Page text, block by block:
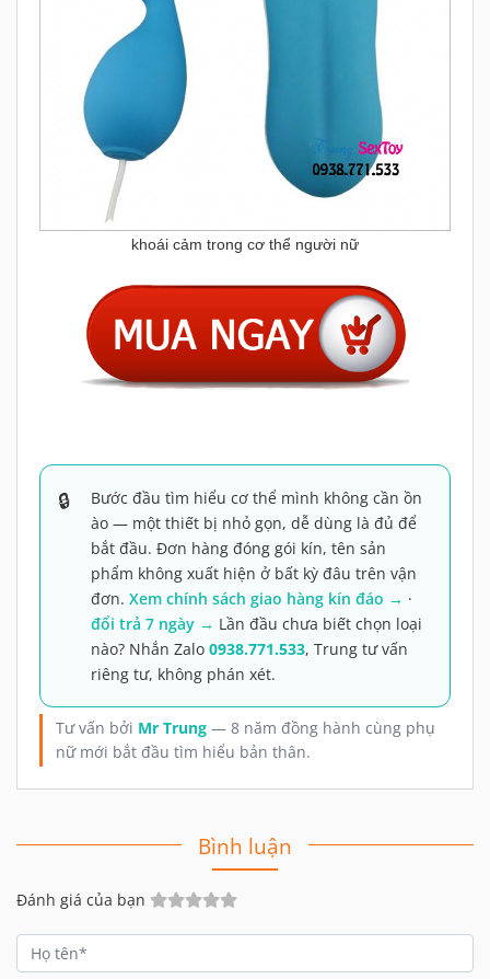
khoái cảm trong cơ thể người nữ
Bước đầu tìm hiểu cơ thể mình không cần ồn
ào — một thiết bị nhỏ gọn, dễ dùng là đủ để
bắt đầu. Đơn hàng đóng gói kín, tên sản
phẩm không xuất hiện ở bất kỳ đâu trên vận
đơn. Xem chính sách giao hàng kín đáo → ·
đổi trả 7 ngày → Lần đầu chưa biết chọn loại
nào? Nhắn Zalo 0938.771.533, Trung tư vấn
riêng tư, không phán xét.
Tư vấn bởi Mr Trung — 8 năm đồng hành cùng phụ
nữ mới bắt đầu tìm hiểu bản thân.
Bình luận
Đánh giá của bạn